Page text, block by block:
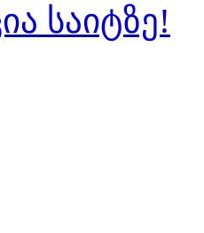
საიტზე!